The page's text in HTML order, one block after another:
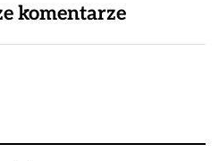
komentarze